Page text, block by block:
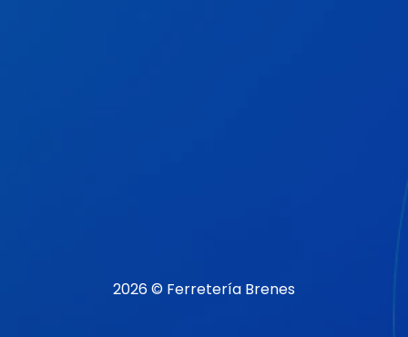
2026 © Ferretería Brenes